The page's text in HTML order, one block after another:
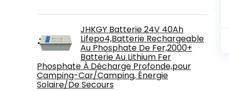
JHKGY Batterie 24V 40Ah
Lifepo4,Batterie Rechargeable
Au Phosphate De Fer,2000+
Batterie Au Lithium Fer
Phosphate À Décharge Profonde,pour
Camping-Car/Camping, Énergie
Solaire/De Secours